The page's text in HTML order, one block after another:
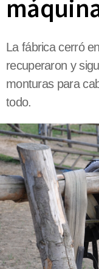
La fábrica cerró
recuperaron y
monturas para
todo.